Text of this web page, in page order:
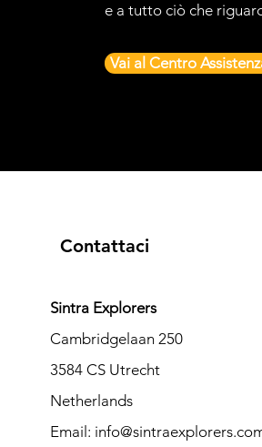
e a tutto ciò che
Vai al Centro
Contattaci
Sintra Explorers
Cambridgelaan 250
3584 CS Utrecht
Netherlands
Email: